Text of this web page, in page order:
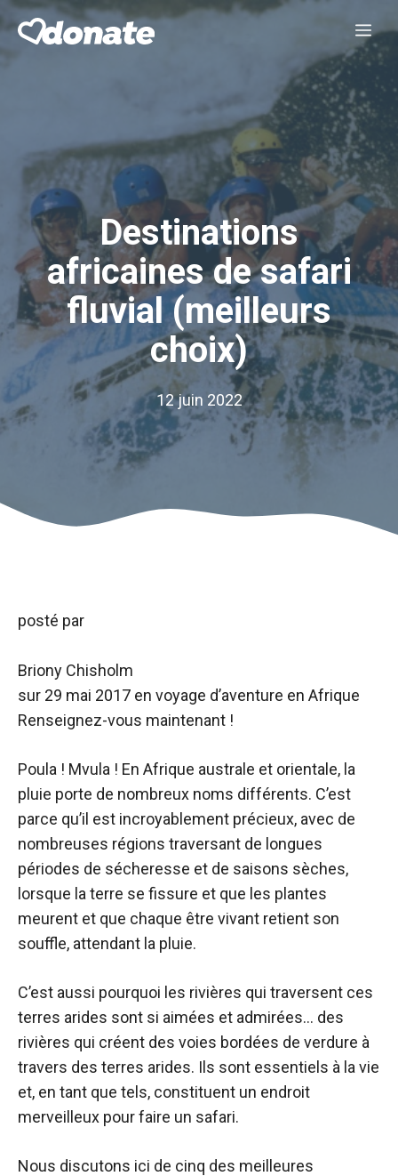
Aller
au
contenu
Destinations
africaines de safari
fluvial (meilleurs
choix)
12 juin 2022
posté par
Briony Chisholm
sur 29 mai 2017 en voyage d’aventure en Afrique
Renseignez-vous maintenant !
Poula ! Mvula ! En Afrique australe et orientale, la
pluie porte de nombreux noms différents. C’est
parce qu’il est incroyablement précieux, avec de
nombreuses régions traversant de longues
périodes de sécheresse et de saisons sèches,
lorsque la terre se fissure et que les plantes
meurent et que chaque être vivant retient son
souffle, attendant la pluie.
C’est aussi pourquoi les rivières qui traversent ces
terres arides sont si aimées et admirées… des
rivières qui créent des voies bordées de verdure à
travers des terres arides. Ils sont essentiels à la vie
et, en tant que tels, constituent un endroit
merveilleux pour faire un safari.
Nous discutons ici de cinq des meilleures